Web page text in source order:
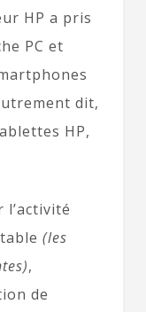
HP a pris
PC et
dit,
HP,
(les
,
de